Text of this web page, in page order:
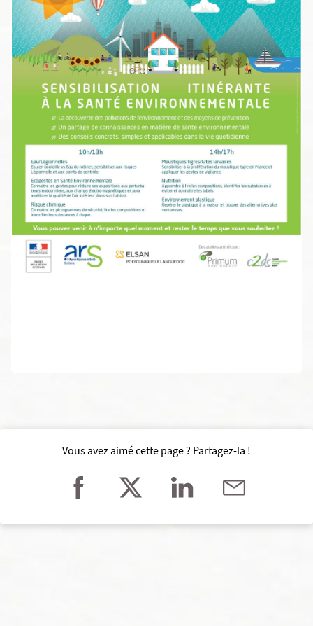
Vous avez aimé cette page ? Partagez-la !